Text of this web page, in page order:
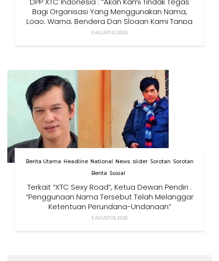
Bagi Organisasi Yang Menggunakan Nama,
Logo, Warna, Bendera Dan Slogan Kami Tanpa
Izin”
5 AGUSTUS 2026
Berita Utama Headline National News slider Sorotan Sorotan
Berita Sosial
Terkait “XTC Sexy Road”, Ketua Dewan Pendiri :
“Penggunaan Nama Tersebut Telah Melanggar
Ketentuan Perundang-Undangan”
5 AGUSTUS 2026